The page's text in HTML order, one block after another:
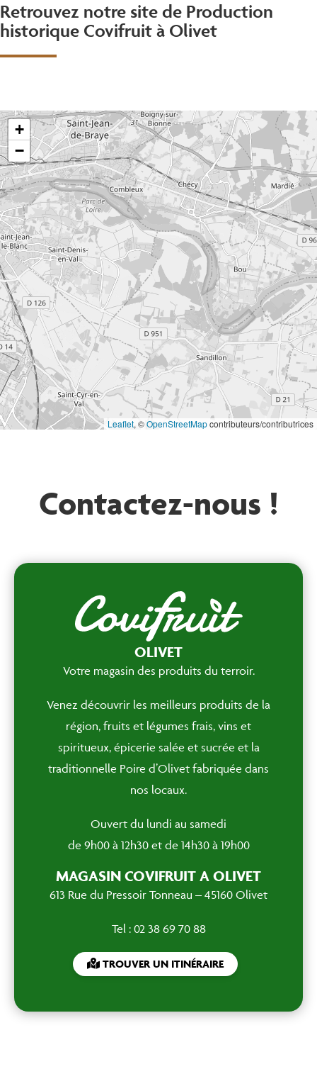
Retrouvez notre site de Production
historique Covifruit à Olivet
+
−
Leaflet, ©OpenStreetMapcontributeurs/contributrices
Contactez-nous !
OLIVET
Votre magasin des produits du terroir.
Venez découvrir les meilleurs produits de la
région, fruits et légumes frais, vins et
spiritueux, épicerie salée et sucrée et la
traditionnelle Poire d’Olivet fabriquée dans
nos locaux.
Ouvert du lundi au samedi
de 9h00 à 12h30 et de 14h30 à 19h00
MAGASIN COVIFRUIT A OLIVET
613 Rue du Pressoir Tonneau – 45160 Olivet
Tel : 02 38 69 70 88
TROUVER UN ITINÉRAIRE